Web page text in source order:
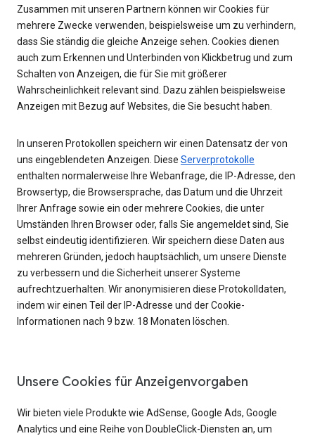
Zusammen mit unseren Partnern können wir Cookies für
mehrere Zwecke verwenden, beispielsweise um zu verhindern,
dass Sie ständig die gleiche Anzeige sehen. Cookies dienen
auch zum Erkennen und Unterbinden von Klickbetrug und zum
Schalten von Anzeigen, die für Sie mit größerer
Wahrscheinlichkeit relevant sind. Dazu zählen beispielsweise
Anzeigen mit Bezug auf Websites, die Sie besucht haben.
In unseren Protokollen speichern wir einen Datensatz der von
uns eingeblendeten Anzeigen. Diese Serverprotokolle
enthalten normalerweise Ihre Webanfrage, die IP-Adresse, den
Browsertyp, die Browsersprache, das Datum und die Uhrzeit
Ihrer Anfrage sowie ein oder mehrere Cookies, die unter
Umständen Ihren Browser oder, falls Sie angemeldet sind, Sie
selbst eindeutig identifizieren. Wir speichern diese Daten aus
mehreren Gründen, jedoch hauptsächlich, um unsere Dienste
zu verbessern und die Sicherheit unserer Systeme
aufrechtzuerhalten. Wir anonymisieren diese Protokolldaten,
indem wir einen Teil der IP-Adresse und der Cookie-
Informationen nach 9 bzw. 18 Monaten löschen.
Unsere Cookies für Anzeigenvorgaben
Wir bieten viele Produkte wie AdSense, Google Ads, Google
Analytics und eine Reihe von DoubleClick-Diensten an, um